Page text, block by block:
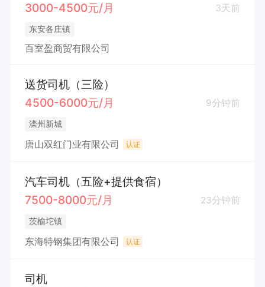
3000-4500元/月
3天前
东安各庄镇
百室盈商贸有限公司
送货司机（三险）
4500-6000元/月
9分钟前
滦州新城
唐山双红门业有限公司 认证
汽车司机（五险+提供食宿）
7500-8000元/月
23分钟前
茨榆坨镇
东海特钢集团有限公司 认证
司机